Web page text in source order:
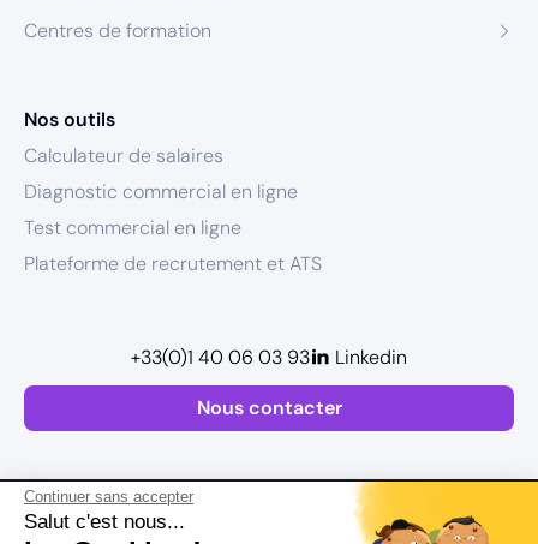
Continuer sans accepter
Salut c'est nous...
Centres de formation
Nos outils
Calculateur de salaires
Diagnostic commercial en ligne
Test commercial en ligne
Plateforme de recrutement et ATS
Nous contacter
+33(0)1 40 06 03 93 Linkedin